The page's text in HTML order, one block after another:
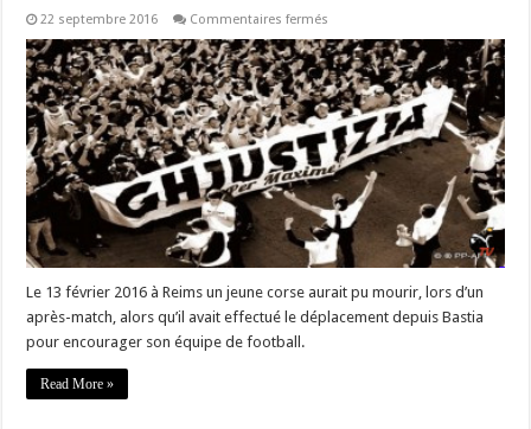
22 septembre 2016 Commentaires fermés
Ghjustizia
è
Verità
Per
i
Nostri
« Notre
patience
n’est
pas
sans
limite »
Le 13 février 2016 à Reims un jeune corse aurait pu mourir, lors d’un
après-match, alors qu’il avait effectué le déplacement depuis Bastia
pour encourager son équipe de football.
Read More »